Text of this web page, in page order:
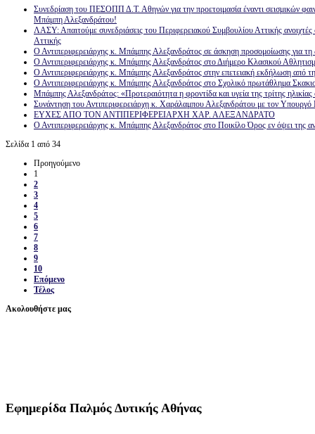
Συνεδρίαση του ΠΕΣΟΠΠ Δ.Τ. Αθηνών για την προετοιμασία έναντι σεισμικών
Μπάμπη Αλεξανδράτου!
ΛΑΣΥ: Απαιτούμε συνεδριάσεις του Περιφερειακού Συμβουλίου Αττικής ανοιχτές
Αττικής
Ο Αντιπεριφερειάρχης κ. Μπάμπης Αλεξανδράτος σε άσκηση προσομοίωσης για τη
Ο Αντιπεριφερειάρχης κ. Μπάμπης Αλεξανδράτος στο Διήμερο Κλασικού
Ο Αντιπεριφερειάρχης κ. Μπάμπης Αλεξανδράτος στην επετειακή εκδήλωση από
Ο Αντιπεριφερειάρχης κ. Μπάμπης Αλεξανδράτος στο Σχολικό πρωτάθλημα
Μπάμπης Αλεξανδράτος: «Προτεραιότητα η φροντίδα και υγεία της τρίτης
Συνάντηση του Αντιπεριφερειάρχη κ. Χαράλαμπου Αλεξανδράτου με τον
ΕΥΧΕΣ ΑΠΟ ΤΟΝ ΑΝΤΙΠΕΡΙΦΕΡΕΙΑΡΧΗ ΧΑΡ. ΑΛΕΞΑΝΔΡΑΤΟ
Ο Αντιπεριφερειάρχης κ. Μπάμπης Αλεξανδράτος στο Ποικίλο Όρος εν όψει της
Σελίδα 1 από 34
Προηγούμενο
1
2
3
4
5
6
7
8
9
10
Επόμενο
Τέλος
Ακολουθήστε μας
Εφημερίδα Παλμός Δυτικής Αθήνας